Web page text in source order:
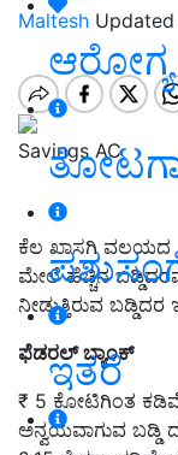
ಇತರೆ
Maltesh Updated
Savings AC
ಕೆಲ ಖಾಸಗಿ ವಲಯದ
ಮೇಲೆ ಹೆಚ್ಚಿನ
ನೀಡುತ್ತಿರುವ ಬಡ್ಡಿದರ
ಫೆಡರಲ್ ಬ್ಯಾಂಕ್
₹ 5 ಕೋಟಿಗಿಂತ
ಅನ್ವಯವಾಗುವ ಬಡ್ಡಿ